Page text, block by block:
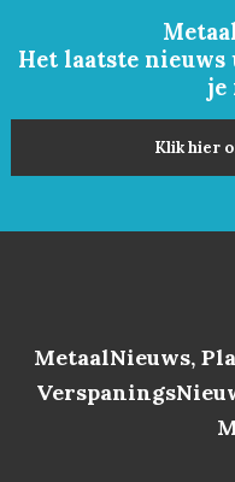
Het laatste nieuws
je
Klik hier
MetaalNieuws,